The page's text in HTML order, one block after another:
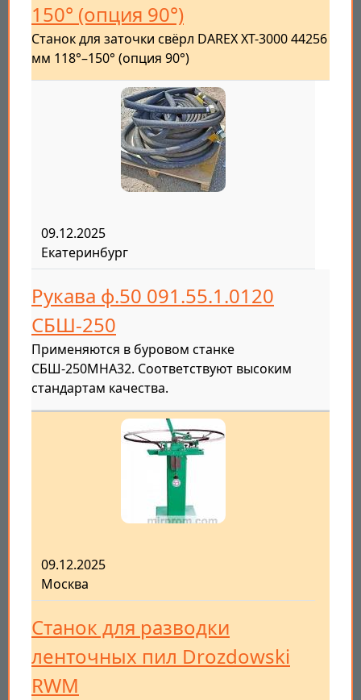
150° (опция 90°)
Станок для заточки свёрл DAREX XT-3000 44256
мм 118°–150° (опция 90°)
09.12.2025
Екатеринбург
Рукава ф.50 091.55.1.0120
СБШ-250
Применяются в буровом станке
СБШ-250МНА32. Соответствуют высоким
стандартам качества.
09.12.2025
Москва
Станок для разводки
ленточных пил Drozdowski
RWM